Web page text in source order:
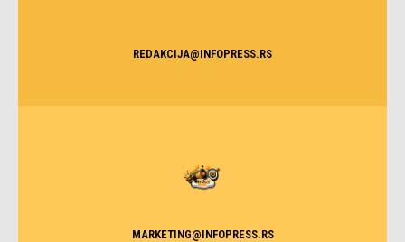
REDAKCIJA@INFOPRESS.RS
MARKETING@INFOPRESS.RS